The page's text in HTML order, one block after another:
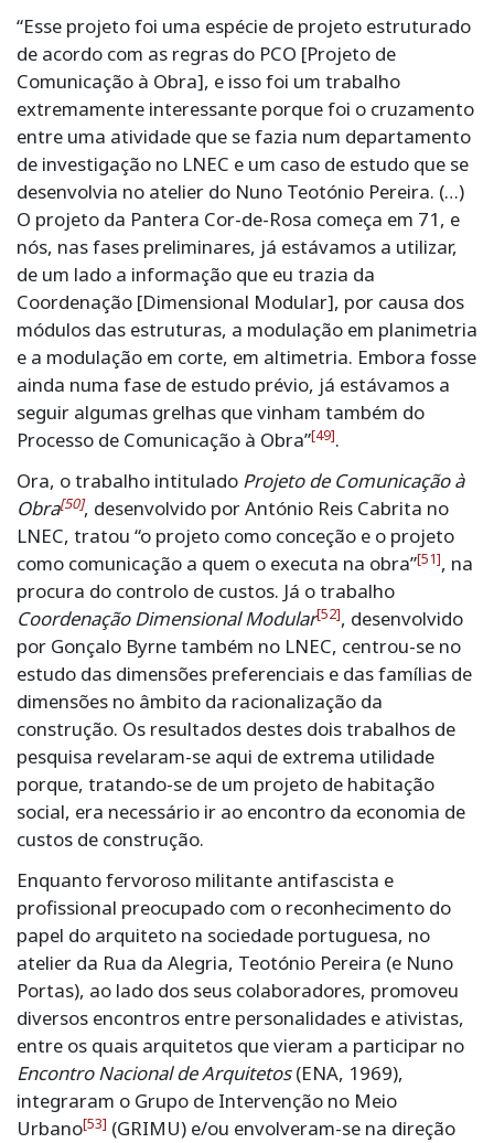
“Esse projeto foi uma espécie de projeto estruturado
de acordo com as regras do PCO [Projeto de
Comunicação à Obra], e isso foi um trabalho
extremamente interessante porque foi o cruzamento
entre uma atividade que se fazia num departamento
de investigação no LNEC e um caso de estudo que se
desenvolvia no atelier do Nuno Teotónio Pereira. (…)
O projeto da Pantera Cor-de-Rosa começa em 71, e
nós, nas fases preliminares, já estávamos a utilizar,
de um lado a informação que eu trazia da
Coordenação [Dimensional Modular], por causa dos
módulos das estruturas, a modulação em planimetria
e a modulação em corte, em altimetria. Embora fosse
ainda numa fase de estudo prévio, já estávamos a
seguir algumas grelhas que vinham também do
Processo de Comunicação à Obra”[49].
Ora, o trabalho intitulado Projeto de Comunicação à
Obra[50], desenvolvido por António Reis Cabrita no
LNEC, tratou “o projeto como conceção e o projeto
como comunicação a quem o executa na obra”[51], na
procura do controlo de custos. Já o trabalho
Coordenação Dimensional Modular[52], desenvolvido
por Gonçalo Byrne também no LNEC, centrou-se no
estudo das dimensões preferenciais e das famílias de
dimensões no âmbito da racionalização da
construção. Os resultados destes dois trabalhos de
pesquisa revelaram-se aqui de extrema utilidade
porque, tratando-se de um projeto de habitação
social, era necessário ir ao encontro da economia de
custos de construção.
Enquanto fervoroso militante antifascista e
profissional preocupado com o reconhecimento do
papel do arquiteto na sociedade portuguesa, no
atelier da Rua da Alegria, Teotónio Pereira (e Nuno
Portas), ao lado dos seus colaboradores, promoveu
diversos encontros entre personalidades e ativistas,
entre os quais arquitetos que vieram a participar no
Encontro Nacional de Arquitetos(ENA, 1969),
integraram o Grupo de Intervenção no Meio
Urbano[53] (GRIMU) e/ou envolveram-se na direção